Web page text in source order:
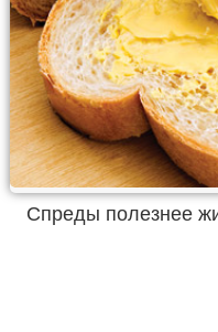
Спреды полезнее